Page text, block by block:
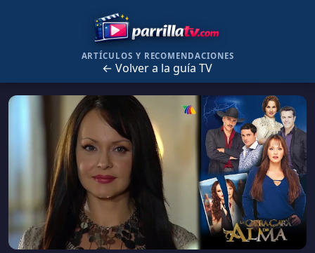
ARTÍCULOS Y RECOMENDACIONES
← Volver a la guía TV